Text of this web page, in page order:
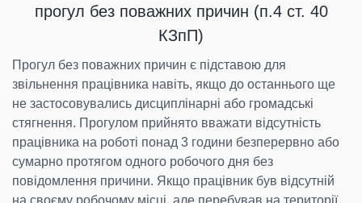
прогул без поважних причин (п.4 ст. 40
КЗпП)
Прогул без поважних причин є підставою для
звільнення працівника навіть, якщо до останнього ще
не застосовувались дисциплінарні або громадські
стягнення. Прогулом прийнято вважати відсутність
працівника на роботі понад 3 години безперервно або
сумарно протягом одного робочого дня без
повідомлення причини. Якщо працівник був відсутній
на своєму робочому місці, але перебував на території